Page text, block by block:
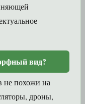
вид?
не похожи на
дроны,